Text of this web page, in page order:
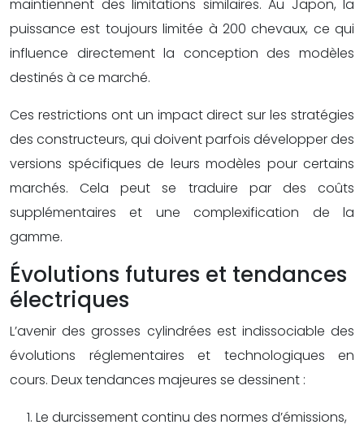
maintiennent des limitations similaires. Au Japon, la
puissance est toujours limitée à 200 chevaux, ce qui
influence directement la conception des modèles
destinés à ce marché.
Ces restrictions ont un impact direct sur les stratégies
des constructeurs, qui doivent parfois développer des
versions spécifiques de leurs modèles pour certains
marchés. Cela peut se traduire par des coûts
supplémentaires et une complexification de la
gamme.
Évolutions futures et tendances
électriques
L’avenir des grosses cylindrées est indissociable des
évolutions réglementaires et technologiques en
cours. Deux tendances majeures se dessinent :
Le durcissement continu des normes d’émissions,